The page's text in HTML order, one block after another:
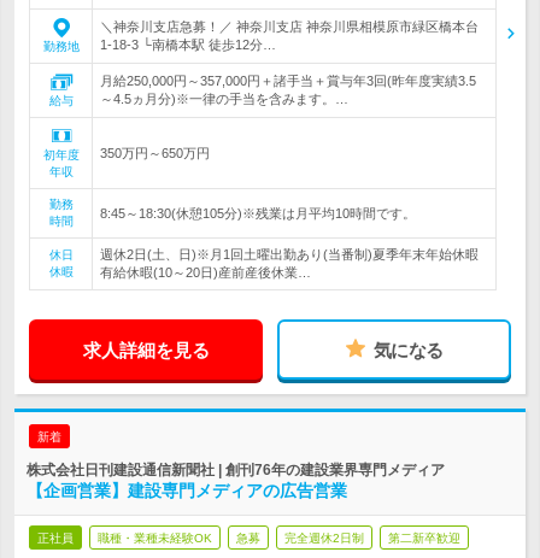
勤務地
＼神奈川支店急募！／ 神奈川支店 神奈川県相模原市緑区橋本台
1-18-3 └南橋本駅 徒歩12分…
給与
月給250,000円～357,000円＋諸手当＋賞与年3回(昨年度実績3.5
～4.5ヵ月分)※一律の手当を含みます。…
初年度
年収
350万円～650万円
勤務
時間
8:45～18:30(休憩105分)※残業は月平均10時間です。
休日
休暇
週休2日(土、日)※月1回土曜出勤あり(当番制)夏季年末年始休暇
有給休暇(10～20日)産前産後休業…
求人詳細を見る 気になる
新着
株式会社日刊建設通信新聞社 | 創刊76年の建設業界専門メディア
【企画営業】建設専門メディアの広告営業
正社員 職種・業種未経験OK 急募 完全週休2日制 第二新卒歓迎